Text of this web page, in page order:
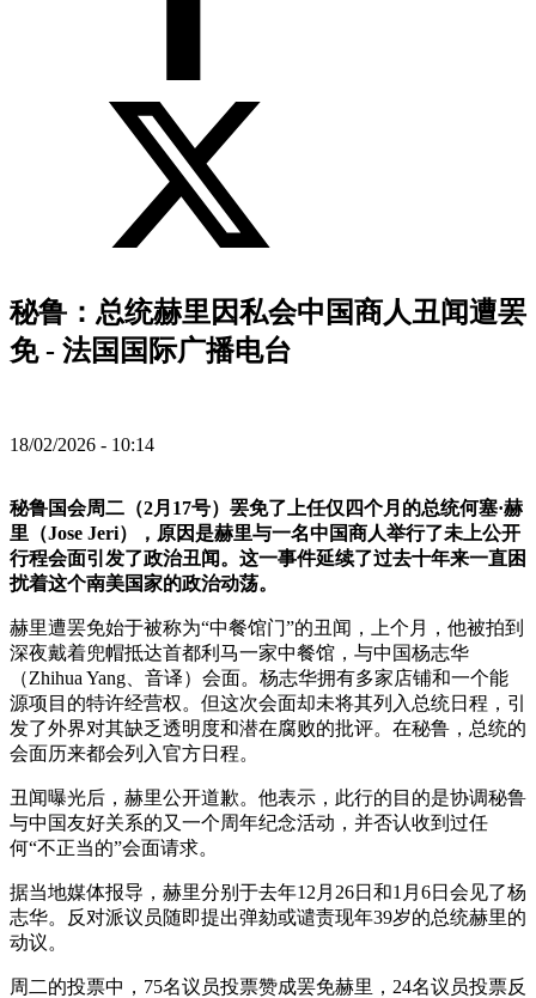
秘鲁：总统赫里因私会中国商人丑闻遭罢
免 - 法国国际广播电台
18/02/2026 - 10:14
秘鲁国会周二（2月17号）罢免了上任仅四个月的总统何塞·赫
里（Jose Jeri），原因是赫里与一名中国商人举行了未上公开
行程会面引发了政治丑闻。这一事件延续了过去十年来一直困
扰着这个南美国家的政治动荡。
赫里遭罢免始于被称为“中餐馆门”的丑闻，上个月，他被拍到
深夜戴着兜帽抵达首都利马一家中餐馆，与中国杨志华
（Zhihua Yang、音译）会面。杨志华拥有多家店铺和一个能
源项目的特许经营权。但这次会面却未将其列入总统日程，引
发了外界对其缺乏透明度和潜在腐败的批评。在秘鲁，总统的
会面历来都会列入官方日程。
丑闻曝光后，赫里公开道歉。他表示，此行的目的是协调秘鲁
与中国友好关系的又一个周年纪念活动，并否认收到过任
何“不正当的”会面请求。
据当地媒体报导，赫里分别于去年12月26日和1月6日会见了杨
志华。反对派议员随即提出弹劾或谴责现年39岁的总统赫里的
动议。
周二的投票中，75名议员投票赞成罢免赫里，24名议员投票反